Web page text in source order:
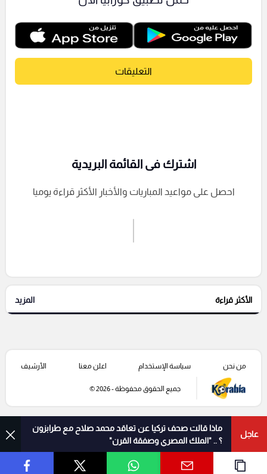
التعليقات
إرسال تعليق
التعليقات السابقة
اشترك فى القائمة البريدية
احصل على مواعيد المباريات والأخبار الأكثر قراءة يوميا
الأكثر قراءة المزيد
عاجل
ماذا قالت صحف تركيا عن تعاقد محمد صلاح مع طرابزون
؟ .. "الملك المصري وصفقة القرن"
من نحن سياسة الإستخدام اعلن معنا الأرشيف
جميع الحقوق محفوظة - 2026 ©